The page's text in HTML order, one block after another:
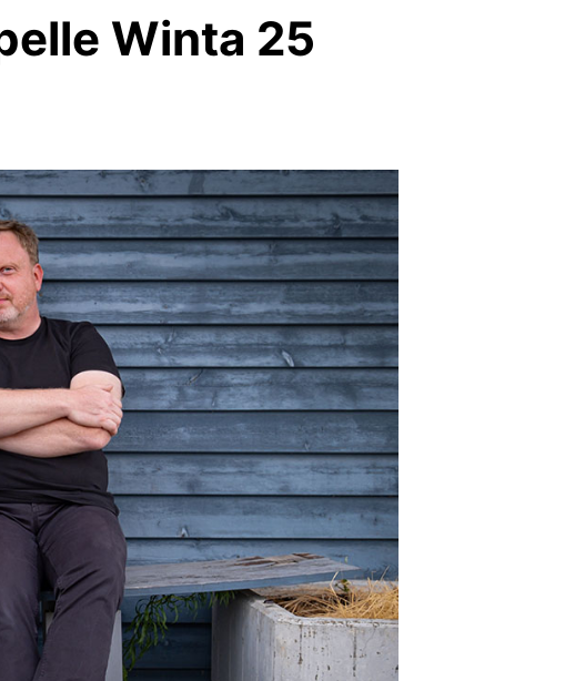
Winta 25